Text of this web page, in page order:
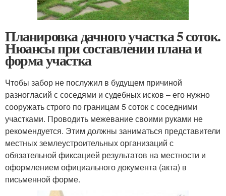
Планировка дачного участка 5 соток.
Нюансы при составлении плана и
форма участка
Чтобы забор не послужил в будущем причиной
разногласий с соседями и судебных исков – его нужно
сооружать строго по границам 5 соток с соседними
участками. Проводить межевание своими руками не
рекомендуется. Этим должны заниматься представители
местных землеустроительных организаций с
обязательной фиксацией результатов на местности и
оформлением официального документа (акта) в
письменной форме.